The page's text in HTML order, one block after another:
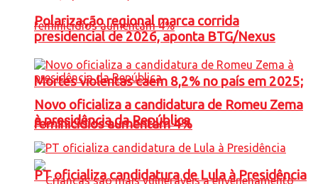
Mortes violentas caem 8,2% no país em 2025;
feminicídios aumentam 4%
Polarização regional marca corrida
presidencial de 2026, aponta BTG/Nexus
Novo oficializa a candidatura de Romeu Zema
à presidência da República
PT oficializa candidatura de Lula à Presidência